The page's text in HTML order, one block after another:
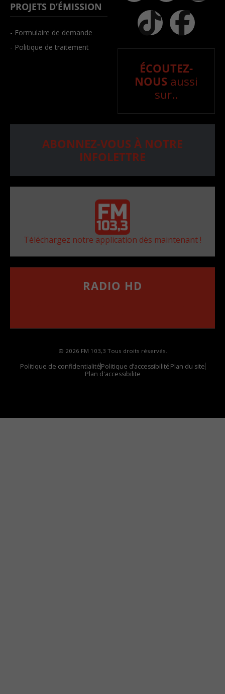
PROJETS D’ÉMISSION
- Formulaire de demande
- Politique de traitement
ÉCOUTEZ-
NOUS aussi
sur..
ABONNEZ-VOUS À NOTRE
INFOLETTRE
Téléchargez notre application dès maintenant !
RADIO HD
© 2026 FM 103,3 Tous droits réservés.
Politique de confidentialitéPolitique d’accessibilitéPlan du site
Plan d'accessibilite